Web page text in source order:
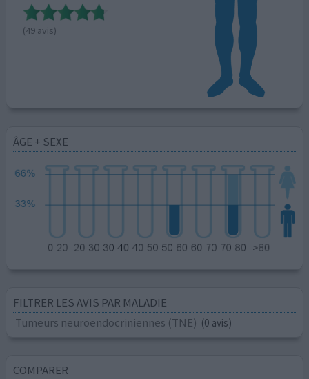
(49 avis)
ÂGE + SEXE
FILTRER LES AVIS PAR MALADIE
Tumeurs neuroendocriniennes (TNE) (0 avis)
COMPARER